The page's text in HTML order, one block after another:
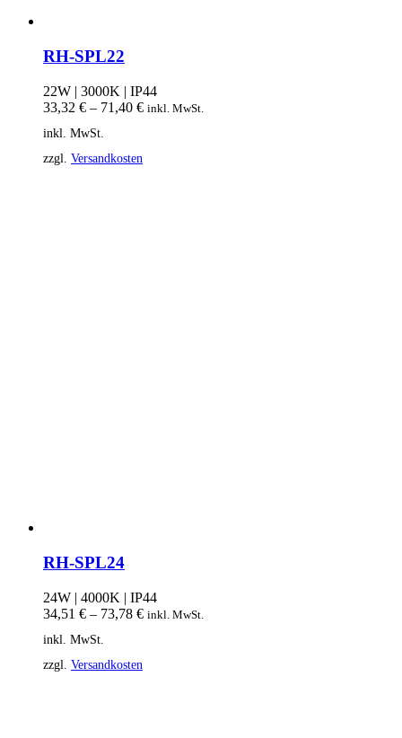
RH-SPL22
22W | 3000K | IP44
33,32 € – 71,40 € inkl. MwSt.
inkl. MwSt.
zzgl. Versandkosten
RH-SPL24
24W | 4000K | IP44
34,51 € – 73,78 € inkl. MwSt.
inkl. MwSt.
zzgl. Versandkosten